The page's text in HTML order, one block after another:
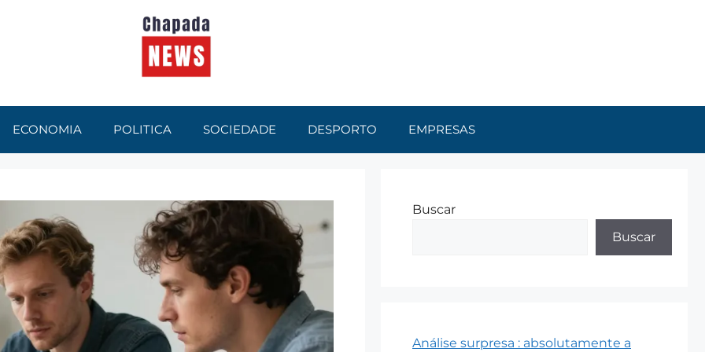
ECONOMIA POLITICA SOCIEDADE DESPORTO EMPRESAS
Buscar
Buscar
Análise surpresa : absolutamente a